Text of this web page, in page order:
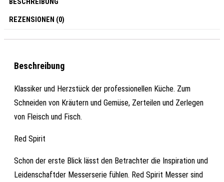
BESCHREIBUNG
REZENSIONEN (0)
Beschreibung
Klassiker und Herzstück der professionellen Küche. Zum
Schneiden von Kräutern und Gemüse, Zerteilen und Zerlegen
von Fleisch und Fisch.
Red Spirit
Schon der erste Blick lässt den Betrachter die Inspiration und
Leidenschaftder Messerserie fühlen. Red Spirit Messer sind